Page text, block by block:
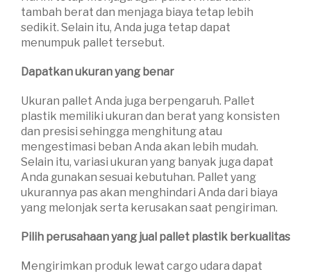
tambah berat dan menjaga biaya tetap lebih
sedikit. Selain itu, Anda juga tetap dapat
menumpuk pallet tersebut.
Dapatkan ukuran yang benar
Ukuran pallet Anda juga berpengaruh. Pallet
plastik memiliki ukuran dan berat yang konsisten
dan presisi sehingga menghitung atau
mengestimasi beban Anda akan lebih mudah.
Selain itu, variasi ukuran yang banyak juga dapat
Anda gunakan sesuai kebutuhan. Pallet yang
ukurannya pas akan menghindari Anda dari biaya
yang melonjak serta kerusakan saat pengiriman.
Pilih perusahaan yang jual pallet plastik berkualitas
Mengirimkan produk lewat cargo udara dapat